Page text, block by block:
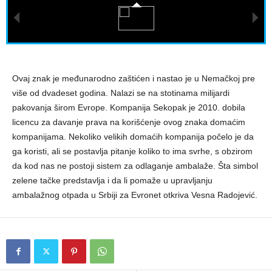
Ovaj znak je međunarodno zaštićen i nastao je u Nemačkoj pre
više od dvadeset godina. Nalazi se na stotinama milijardi
pakovanja širom Evrope. Kompanija Sekopak je 2010. dobila
licencu za davanje prava na korišćenje ovog znaka domaćim
kompanijama. Nekoliko velikih domaćih kompanija počelo je da
ga koristi, ali se postavlja pitanje koliko to ima svrhe, s obzirom
da kod nas ne postoji sistem za odlaganje ambalaže. Šta simbol
zelene tačke predstavlja i da li pomaže u upravljanju
ambalažnog otpada u Srbiji za Evronet otkriva Vesna Radojević.